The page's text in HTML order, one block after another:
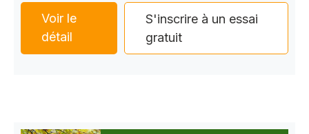
Voir le
détail
S'inscrire à un essai
gratuit